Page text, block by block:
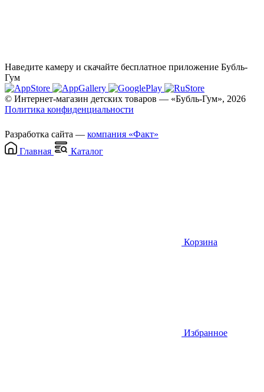
Наведите камеру и скачайте бесплатное приложение Бубль-
Гум
© Интернет-магазин детских товаров — «Бубль-Гум», 2026
Политика конфиденциальности
Разработка сайта — компания «Факт»
Главная
Каталог
Корзина
Избранное